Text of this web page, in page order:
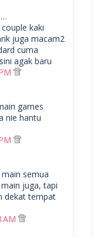
kaki
juga macam2
cuma
agak baru
games
nie hantu
semua
juga, tapi
dekat tempat
AM